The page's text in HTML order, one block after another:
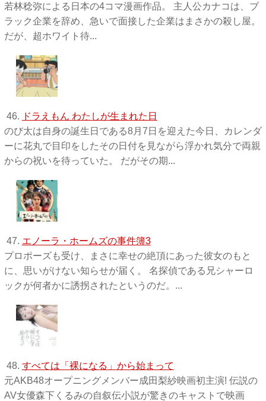
若林稔弥による日本の4コマ漫画作品。 主人公カナコは、ブ
ラック企業を辞め、急いで面接した企業はまさかの殺し屋。
だが、超ホワイト待...
46. ドラえもん わたしが生まれた日
のび太は自身の誕生日である8月7日を迎えた今日、カレンダ
ーに花丸で目印をしたその日付を見ながら浮かれ気分で両親
からの祝いを待っていた。 だがその期...
47. エノーラ・ホームズの事件簿3
プロポーズも受け、まさに幸せの絶頂にあった彼女のもと
に、思いがけない知らせが届く。 名探偵である兄シャーロ
ックが何者かに誘拐されたというのだ。...
48. すべては「裸になる」から始まって
元AKB48オープニングメンバー成田梨紗映画初主演! 伝説の
AV女優森下くるみの自叙伝小説が驚きのキャストで映画